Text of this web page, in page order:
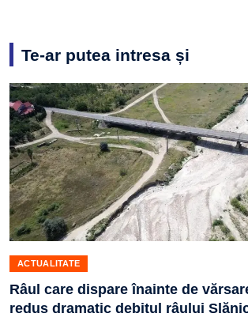
Te-ar putea intresa și
ACTUALITATE
Râul care dispare înainte de
redus dramatic debitul râului